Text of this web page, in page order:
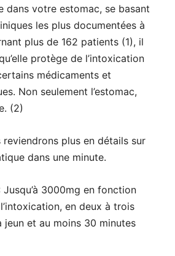
dans votre estomac, se basant
les plus documentées à
plus de 162 patients (1), il
protège de l’intoxication
médicaments et
Non seulement l’estomac,
(2)
reviendrons plus en détails sur
dans une minute.
Jusqu’à 3000mg en fonction
en deux à trois
jeun et au moins 30 minutes